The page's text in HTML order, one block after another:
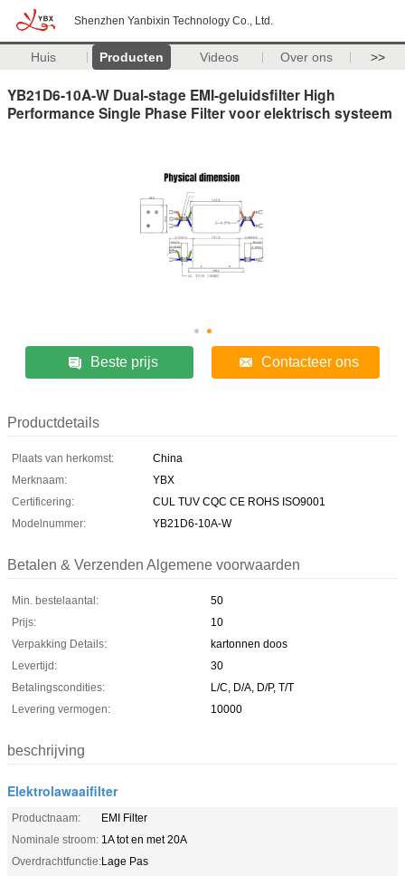
Shenzhen Yanbixin Technology Co., Ltd.
Huis Producten Videos Over ons >>
YB21D6-10A-W Dual-stage EMI-geluidsfilter High
Performance Single Phase Filter voor elektrisch systeem
Beste prijs Contacteer ons
Productdetails
Plaats van herkomst:
China
Merknaam:
YBX
Certificering:
CUL TUV CQC CE ROHS ISO9001
Modelnummer:
YB21D6-10A-W
Betalen & Verzenden Algemene voorwaarden
Min. bestelaantal:
50
Prijs:
10
Verpakking Details:
kartonnen doos
Levertijd:
30
Betalingscondities:
L/C, D/A, D/P, T/T
Levering vermogen:
10000
beschrijving
Elektrolawaaifilter
Productnaam:
EMI Filter
Nominale stroom: 1A tot en met 20A
Overdrachtfunctie:Lage Pas